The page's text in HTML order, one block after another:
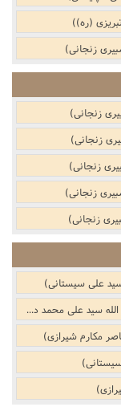
(ره))
زنجانی)
زنجانی)
زنجانی)
زنجانی)
زنجانی)
زنجانی)
علی سیستانی)
در هفت مورد به جای وضو و غسل باید تیمم کرد (آیت الله سید علی محمد دستغیب)
مکارم شیرازی)